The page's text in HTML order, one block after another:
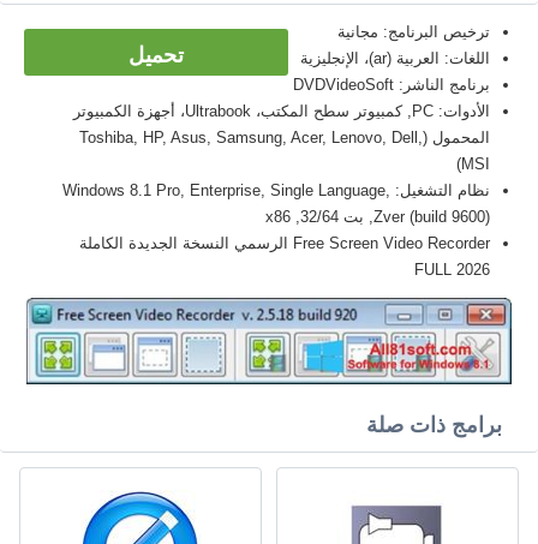
تحميل
ترخيص البرنامج: مجانية
اللغات: العربية (ar)، الإنجليزية
برنامج الناشر: DVDVideoSoft
الأدوات: PC, كمبيوتر سطح المكتب، Ultrabook، أجهزة الكمبيوتر
المحمول (Toshiba, HP, Asus, Samsung, Acer, Lenovo, Dell,
MSI)
نظام التشغيل: Windows 8.1 Pro, Enterprise, Single Language,
Zver (build 9600), بت 32/64, x86
Free Screen Video Recorder الرسمي النسخة الجديدة الكاملة
FULL 2026
برامج ذات صلة